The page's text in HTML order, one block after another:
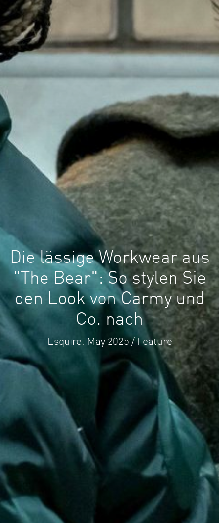
Die lässige Workwear aus
"The Bear": So stylen Sie
den Look von Carmy und
Co. nach
Esquire. May 2025 / Feature